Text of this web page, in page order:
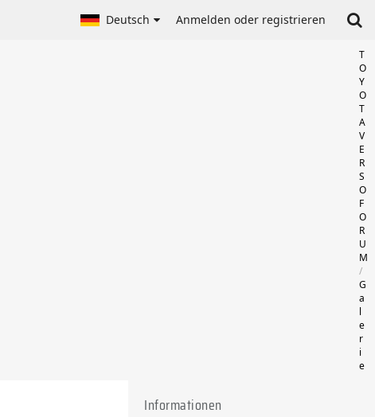
Deutsch Anmelden oder registrieren
T
O
Y
O
T
A
V
E
R
S
O
F
O
R
U
M
G
a
l
e
r
i
e
Informationen